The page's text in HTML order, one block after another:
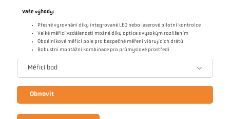
Vaše výhody:
Přesné vyrovnání díky integrované LED nebo laserové pilotní kontrolce
Velké měřicí vzdálenosti možné díky optice s vysokým rozlišením
Obdélníkové měřicí pole pro bezpečné měření vibrujících drátů
Robustní montážní kombinace pro průmyslové prostředí
Měřicí bod
Obnovit